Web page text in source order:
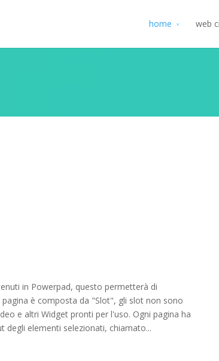
home web
in Powerpad, questo permetterà di
è composta da "Slot", gli slot non sono
e altri Widget pronti per l'uso. Ogni pagina ha
degli elementi selezionati, chiamato...